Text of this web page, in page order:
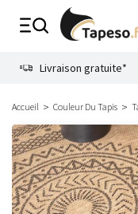
Livraison gratuite*
Accueil Couleur Du Tapis